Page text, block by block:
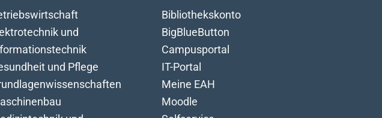
und
und Pflege
Bibliothekskonto
BigBlueButton
Campusportal
IT-Portal
Meine EAH
Moodle